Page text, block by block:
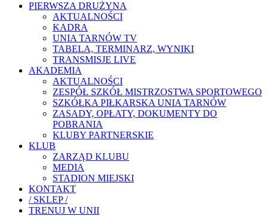
PIERWSZA DRUŻYNA
AKTUALNOŚCI
KADRA
UNIA TARNÓW TV
TABELA, TERMINARZ, WYNIKI
TRANSMISJE LIVE
AKADEMIA
AKTUALNOŚCI
ZESPÓŁ SZKÓŁ MISTRZOSTWA SPORTOWEGO
SZKÓŁKA PIŁKARSKA UNIA TARNÓW
ZASADY, OPŁATY, DOKUMENTY DO
POBRANIA
KLUBY PARTNERSKIE
KLUB
ZARZĄD KLUBU
MEDIA
STADION MIEJSKI
KONTAKT
/ SKLEP /
TRENUJ W UNII